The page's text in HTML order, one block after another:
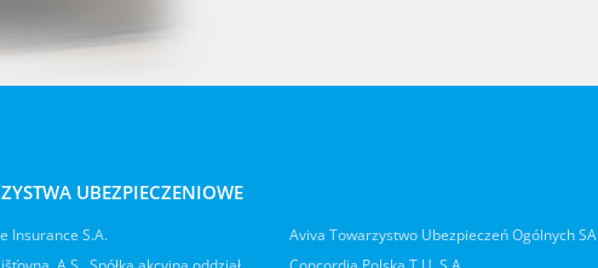
UBEZPIECZENIOWE
Insurance S.A.
Aviva Towarzystwo Ubezpieczeń Ogólnych SA